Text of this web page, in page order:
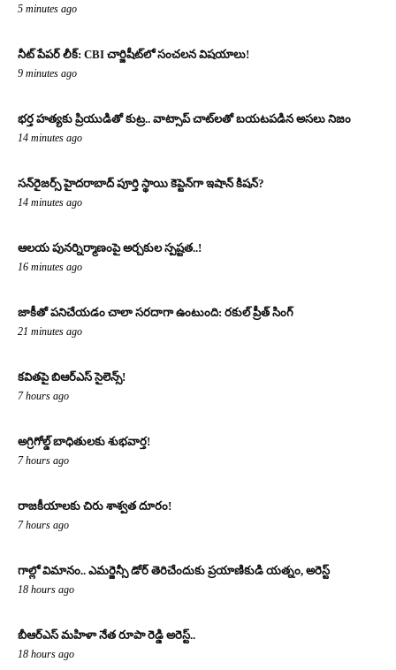
5 minutes ago
నీట్ పేపర్ లీక్: CBI చార్జిషీట్‌లో సంచలన విషయాలు!
9 minutes ago
భర్త హత్యకు ప్రియుడితో కుట్ర.. వాట్సాప్ చాట్‌లతో బయటపడిన అసలు నిజం
14 minutes ago
సన్‌రైజర్స్ హైదరాబాద్ పూర్తి స్థాయి కెప్టెన్‌గా ఇషాన్ కిషన్?
14 minutes ago
ఆలయ పునర్నిర్మాణంపై అర్చకుల స్పష్టత..!
16 minutes ago
జాకీతో పనిచేయడం చాలా సరదాగా ఉంటుంది: రకుల్ ప్రీత్ సింగ్
21 minutes ago
కవితపై బిఆర్ఎస్ సైలెన్స్!
7 hours ago
అగ్రిగోల్డ్ బాధితులకు శుభవార్త!
7 hours ago
రాజకీయాలకు చిరు శాశ్వత దూరం!
7 hours ago
గాల్లో విమానం.. ఎమర్జెన్సీ డోర్ తెరిచేందుకు ప్రయాణికుడి యత్నం, అరెస్ట్
18 hours ago
బీఆర్ఎస్ మహిళా నేత రూపా రెడ్డి అరెస్ట్..
18 hours ago